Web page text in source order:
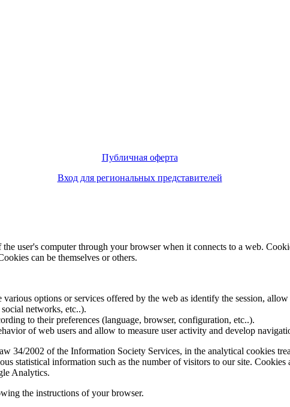
Публичная оферта
Вход для региональных представителей
user's computer through your browser when it connects to a web.
can be themselves or others.
options or services offered by the web as identify the session,
networks, etc..).
to their preferences (language, browser, configuration, etc..).
of web users and allow to measure user activity and develop
34/2002 of the Information Society Services, in the analytical cookies
statistical information such as the number of visitors to our site.
Analytics.
the instructions of your browser.